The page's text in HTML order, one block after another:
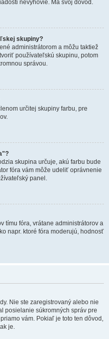
nevyhovie. Má svoj dôvod.
skupiny?
administrátorom a môžu taktiež
používateľskú skupinu, potom
správou.
určitej skupiny farbu, pre
skupina určuje, akú farbu bude
fóra vám môže udeliť oprávnenie
panel.
tímu fóra, vrátane administrátorov a
napr. ktoré fóra moderujú, hodnosť
Nie ste zaregistrovaný alebo nie
posielanie súkromných správ pre
vám. Pokiaľ je toto ten dôvod,
je.